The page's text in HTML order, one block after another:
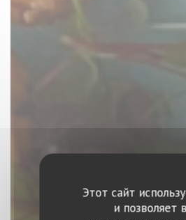
Этот сайт
и позволяет